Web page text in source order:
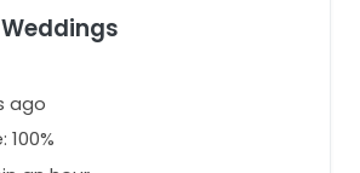
ago